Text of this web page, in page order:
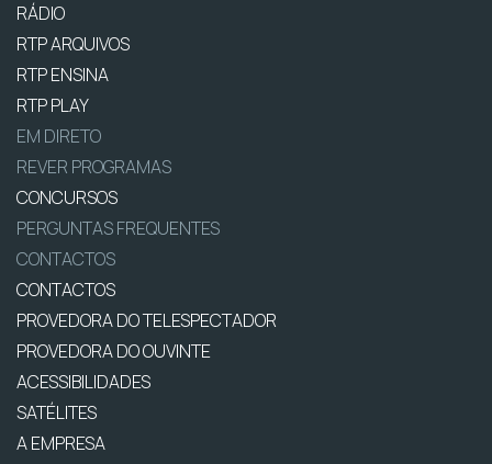
RÁDIO
RTP ARQUIVOS
RTP ENSINA
RTP PLAY
EM DIRETO
REVER PROGRAMAS
CONCURSOS
PERGUNTAS FREQUENTES
CONTACTOS
CONTACTOS
PROVEDORA DO TELESPECTADOR
PROVEDORA DO OUVINTE
ACESSIBILIDADES
SATÉLITES
A EMPRESA